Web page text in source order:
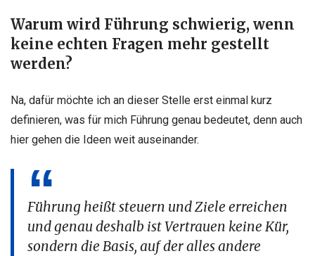
Warum wird Führung schwierig, wenn
keine echten Fragen mehr gestellt
werden?
Na, dafür möchte ich an dieser Stelle erst einmal kurz
definieren, was für mich Führung genau bedeutet, denn auch
hier gehen die Ideen weit auseinander.
Führung heißt steuern und Ziele erreichen
und genau deshalb ist Vertrauen keine Kür,
sondern die Basis, auf der alles andere